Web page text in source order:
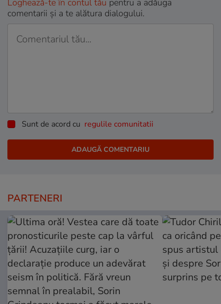
Loghează-te în contul tău pentru a adăuga
comentarii și a te alătura dialogului.
Sunt de acord cu regulile comunitatii
PARTENERI